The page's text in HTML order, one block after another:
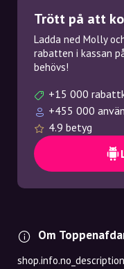
Trött på att
Ladda ned Molly
rabatten i kassan
behövs!
+15 000
+455 000
4.9 betyg
Om
shop.info.no_description